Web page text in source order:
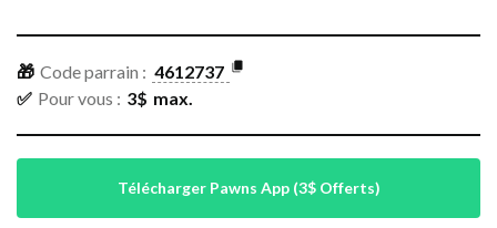
🎁 Code parrain : 4612737
✅ Pour vous : 3$ max.
Télécharger Pawns App (3$ Offerts)